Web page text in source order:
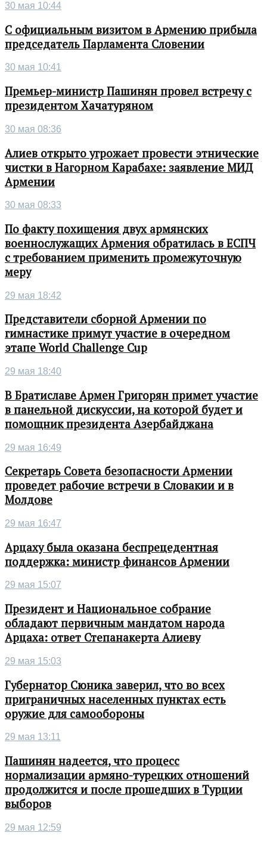
30 мая 10:44
С официальным визитом в Армению прибыла
председатель Парламента Словении
30 мая 10:41
Премьер-министр Пашинян провел встречу с
президентом Хачатуряном
30 мая 08:36
Алиев открыто угрожает провести этнические
чистки в Нагорном Карабахе: заявление МИД
Армении
30 мая 08:33
По факту похищения двух армянских
военнослужащих Армения обратилась в ЕСПЧ
с требованием применить промежуточную
меру
29 мая 18:42
Представители сборной Армении по
гимнастике примут участие в очередном
этапе World Challenge Cup
29 мая 18:40
В Братиславе Армен Григорян примет участие
в панельной дискуссии, на которой будет и
помощник президента Азербайджана
29 мая 16:49
Секретарь Совета безопасности Армении
проведет рабочие встречи в Словакии и в
Молдове
29 мая 16:47
Арцаху была оказана беспрецедентная
поддержка: министр финансов Армении
29 мая 15:07
Президент и Национальное собрание
обладают первичным мандатом народа
Арцаха: ответ Степанакерта Алиеву
29 мая 15:03
Губернатор Сюника заверил, что во всех
приграничных населенных пунктах есть
оружие для самообороны
29 мая 13:11
Пашинян надеется, что процесс
нормализации армяно-турецких отношений
продолжится и после прошедших в Турции
выборов
29 мая 12:59